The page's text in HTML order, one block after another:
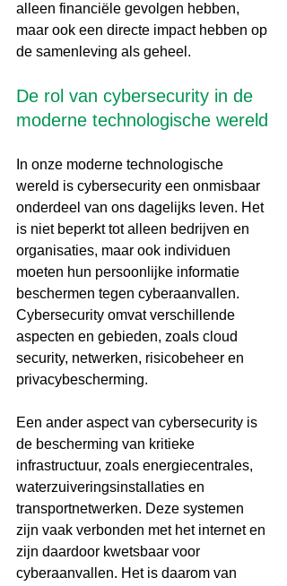
alleen financiële gevolgen hebben,
maar ook een directe impact hebben op
de samenleving als geheel.
De rol van cybersecurity in de
moderne technologische wereld
In onze moderne technologische
wereld is cybersecurity een onmisbaar
onderdeel van ons dagelijks leven. Het
is niet beperkt tot alleen bedrijven en
organisaties, maar ook individuen
moeten hun persoonlijke informatie
beschermen tegen cyberaanvallen.
Cybersecurity omvat verschillende
aspecten en gebieden, zoals cloud
security, netwerken, risicobeheer en
privacybescherming.
Een ander aspect van cybersecurity is
de bescherming van kritieke
infrastructuur, zoals energiecentrales,
waterzuiveringsinstallaties en
transportnetwerken. Deze systemen
zijn vaak verbonden met het internet en
zijn daardoor kwetsbaar voor
cyberaanvallen. Het is daarom van